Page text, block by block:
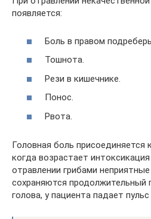
появляется:
Боль в правом
Тошнота.
Рези в кишечнике.
Понос.
Рвота.
Головная боль присоединяется
когда возрастает
отравлении грибами
сохраняются продолжительный
голова, у пациента падает